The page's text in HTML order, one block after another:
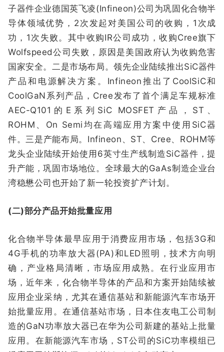
子器件企业德国英飞凌(Infineon)公司为巩固化合物半
导体领域优势，2次发起对美国公司的收购，1次成
功，1次失败。其中收购IR公司成功，收购Cree旗下
Wolfspeed公司失败，原因是美国政府认为收购危害
国家安全。二是市场布局。领先企业陆续推出SiC器件
产品和电源解决方案。Infineon推出了CoolSiC和
CoolGaN系列产品，Cree发布了首个满足车规标准
AEC-Q101的E系列SiC MOSFET产品，ST、
ROHM、On Semi均在高端应用方案中使用SiC器
件。三是产能布局。Infineon、ST、Cree、ROHM等
龙头企业陆续开始使用6英寸生产线制造SiC器件，提
升产能，巩固市场地位。全球最大的GaAs制造企业台
湾稳懋公司也开始了新一轮投资扩产计划。
(二)部分产品开始批量应用
化合物半导体最早应用于消费应用市场，包括3G和
4G手机的功率放大器(PA)和LED照明，技术方向明
确，产业格局清晰，市场应用成熟。在行业应用市
场，近年来，化合物半导体的产品和方案开始陆续被
应用企业采纳，尤其在通信基站和新能源汽车市场开
始批量应用。在通信基站市场，日本住友电工公司制
造的GaN功率放大器已在华为公司新建的基站上批量
应用。在新能源汽车市场，ST公司的SiC功率模组已